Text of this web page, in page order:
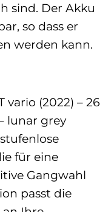
sind. Der Akku
so dass er
werden kann.
vario (2022) – 26
lunar grey
für eine
Gangwahl
passt die